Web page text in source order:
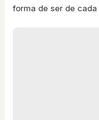
forma de ser de cada